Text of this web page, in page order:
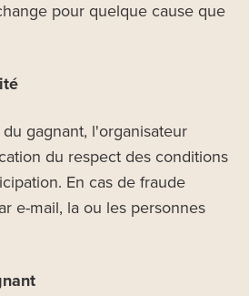
pour quelque cause que
gagnant, l'organisateur
du respect des conditions
En cas de fraude
e-mail, la ou les personnes